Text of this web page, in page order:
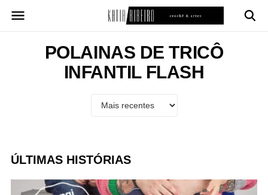
para
POLAINAS DE TRICÔ
INFANTIL FLASH
ÚLTIMAS HISTÓRIAS